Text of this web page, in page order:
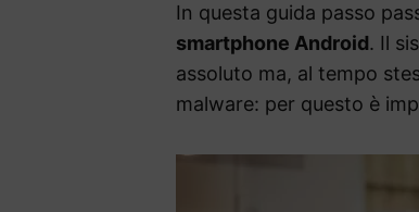
In questa guida passo
smartphone Android. Il
assoluto ma, al tempo
malware: per questo è